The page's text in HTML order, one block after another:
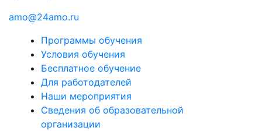
amo@24amo.ru
Программы обучения
Условия обучения
Бесплатное обучение
Для работодателей
Наши мероприятия
Сведения об образовательной
организации